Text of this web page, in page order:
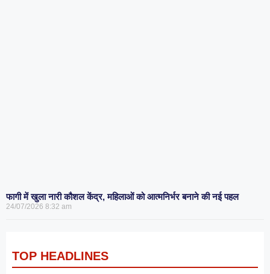
फागी में खुला नारी कौशल केंद्र, महिलाओं को आत्मनिर्भर बनाने की नई पहल
24/07/2026 8:32 am
TOP HEADLINES